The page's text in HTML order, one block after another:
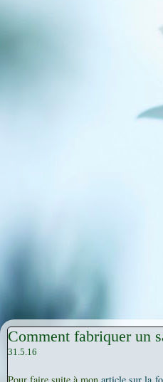
Comment fabriquer un
31.5.16